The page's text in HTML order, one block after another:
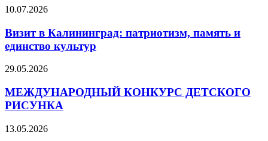
10.07.2026
Визит в Калининград: патриотизм, память и
единство культур
29.05.2026
МЕЖДУНАРОДНЫЙ КОНКУРС ДЕТСКОГО
РИСУНКА
13.05.2026